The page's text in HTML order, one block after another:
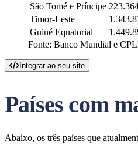
São Tomé e Príncipe
Timor-Leste
Guiné Equatorial
Fonte: Banco Mundial e
Integrar ao seu site
Países com
Abaixo, os três países que